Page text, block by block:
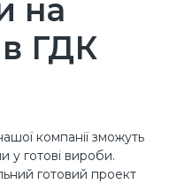
на
ГДК
компанії зможуть
у готові вироби.
готовий проект